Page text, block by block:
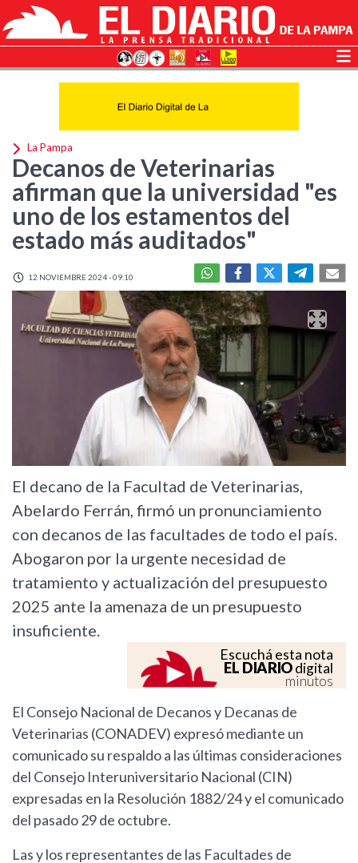
La Pampa
Decanos de Veterinarias
afirman que la universidad "es
uno de los estamentos del
estado más auditados"
12 NOVIEMBRE 2024 - 09:10
El decano de la Facultad de Veterinarias,
Abelardo Ferrán, firmó un pronunciamiento
con decanos de las facultades de todo el país.
Abogaron por la urgente necesidad de
tratamiento y actualización del presupuesto
2025 ante la amenaza de un presupuesto
insuficiente.
Escuchá esta nota
EL DIARIOdigital
minutos
El Consejo Nacional de Decanos y Decanas de
Veterinarias (CONADEV) expresó mediante un
comunicado su respaldo a las últimas consideraciones
del Consejo Interuniversitario Nacional (CIN)
expresadas en la Resolución 1882/24 y el comunicado
del pasado 29 de octubre.
Las y los representantes de las Facultades de